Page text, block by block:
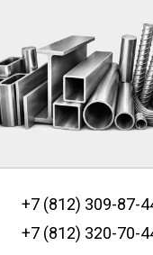
+7 (812) 309-87-
+7 (812) 320-70-